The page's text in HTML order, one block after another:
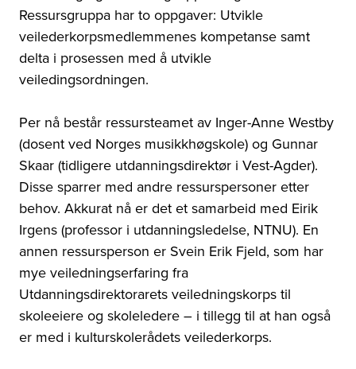
Ressursgruppa har to oppgaver: Utvikle
veilederkorpsmedlemmenes kompetanse samt
delta i prosessen med å utvikle
veiledingsordningen.
Per nå består ressursteamet av Inger-Anne Westby
(dosent ved Norges musikkhøgskole) og Gunnar
Skaar (tidligere utdanningsdirektør i Vest-Agder).
Disse sparrer med andre ressurspersoner etter
behov. Akkurat nå er det et samarbeid med Eirik
Irgens (professor i utdanningsledelse, NTNU). En
annen ressursperson er Svein Erik Fjeld, som har
mye veiledningserfaring fra
Utdanningsdirektorarets veiledningskorps til
skoleeiere og skoleledere – i tillegg til at han også
er med i kulturskolerådets veilederkorps.